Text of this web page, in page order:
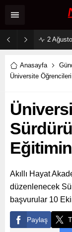
Anasayfa
Üniversite
Akıllı Hayat
düzenlenecek
başvurular 10
Paylaş